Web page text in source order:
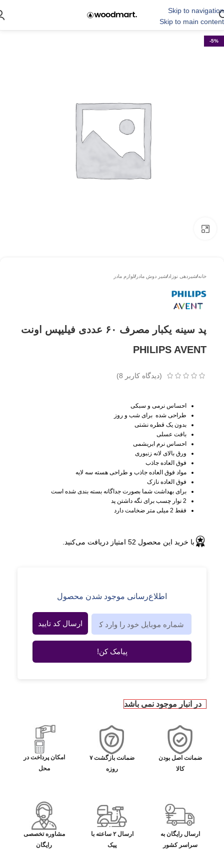
Skip to navigation
Skip to main content
-5%
خانه/شیردهی نوزاد/شیر دوش مادر /لوازم مادر
پد سینه یکبار مصرف ۶۰ عددی فیلیپس اونت
PHILIPS AVENT
(دیدگاه کاربر 8
)
احساس نرمی و سبکی
طراحی شده برای شب و روز
بدون یک قطره نشتی
بافت عسلی
احساس نرم ابریشمی
ورق بالای لانه زنبوری
فوق العاده جاذب
مواد فوق العاده جاذب و طراحی هسته سه لایه
فوق العاده نازک
برای بهداشت شما بصورت جداگانه بسته بندی شده است
2 نوار چسب برای نگه داشتن پد
فقط 2 میلی متر ضخامت دارد
با خرید این محصول 52 امتیاز دریافت می‌کنید.
اطلاع‌رسانی موجود شدن محصول
ارسال کد تایید
پیامک کن!
در انبار موجود نمی باشد
ضمانت اصل بودن
کالا
ضمانت بازگشت ۷
روزه
امکان پرداخت در
محل
ارسال رایگان به
سراسر کشور
ارسال ۲ ساعته با
پیک
مشاوره تخصصی
رایگان